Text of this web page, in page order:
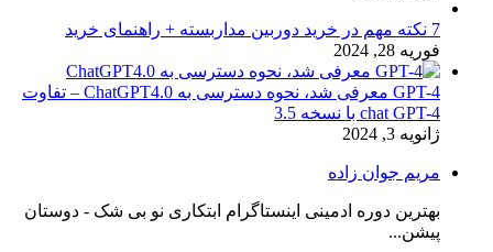
7 نکته مهم در خرید دوربین مداربسته + راهنمای خرید
فوریه 28, 2024
GPT-4 معرفی شد، نحوه دسترسی به ChatGPT4.0 – تفاوت
chat GPT-4 با نسخه 3.5
ژانویه 3, 2024
مریم جوان زاده
بهترین دوره ادمینی اینستاگرام ابتکاری نو بی شک - دوستان
پیشن...